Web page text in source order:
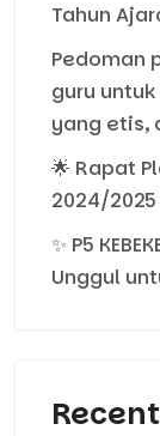
Tahun
Pedoman
guru
yang etis,
🌟 Rapat
2024/2025
✨ P5
Unggul